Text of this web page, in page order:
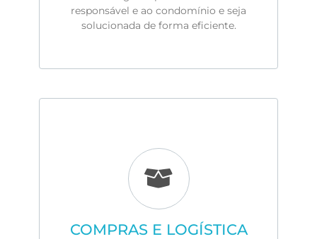
responsável e ao condomínio e seja
solucionada de forma eficiente.
COMPRAS E LOGÍSTICA